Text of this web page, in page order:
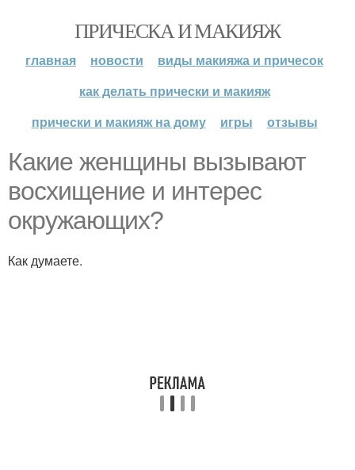
ПРИЧЕСКА И МАКИЯЖ
главная новости
виды макияжа и причесок
как делать прически и макияж
прически и макияж на дому
игры отзывы
Какие женщины вызывают
восхищение и интерес
окружающих?
Как думаете.